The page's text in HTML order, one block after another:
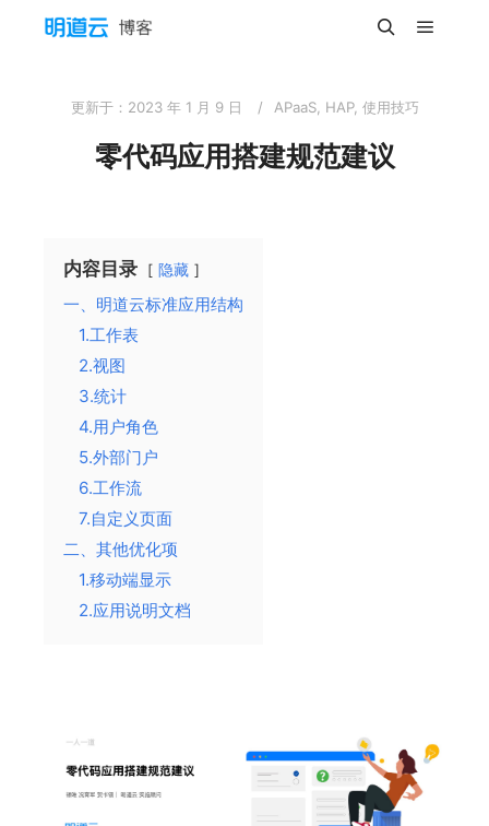
更新于： 2023 年 1 月 9 日 APaaS, HAP, 使用技巧
零代码应用搭建规范建议
内容目录 隐藏
一、明道云标准应用结构
1.工作表
2.视图
3.统计
4.用户角色
5.外部门户
6.工作流
7.自定义页面
二、其他优化项
1.移动端显示
2.应用说明文档